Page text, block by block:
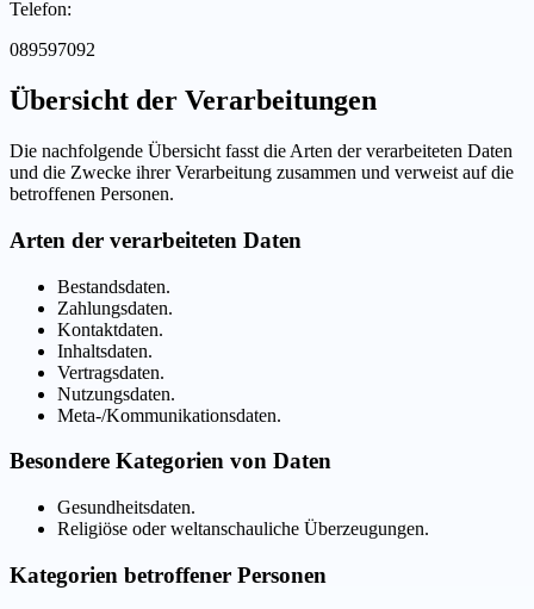
Telefon:
089597092
Übersicht der Verarbeitungen
Die nachfolgende Übersicht fasst die Arten der verarbeiteten Daten
und die Zwecke ihrer Verarbeitung zusammen und verweist auf die
betroffenen Personen.
Arten der verarbeiteten Daten
Bestandsdaten.
Zahlungsdaten.
Kontaktdaten.
Inhaltsdaten.
Vertragsdaten.
Nutzungsdaten.
Meta-/Kommunikationsdaten.
Besondere Kategorien von Daten
Gesundheitsdaten.
Religiöse oder weltanschauliche Überzeugungen.
Kategorien betroffener Personen